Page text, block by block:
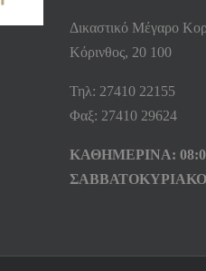
Δικαστικό Μέγαρο
Κόρινθος, 20 100
Τηλ: 27410 22155
Φαξ: 27410 29624
ΚΑΘΗΜΕΡΙΝΑ: